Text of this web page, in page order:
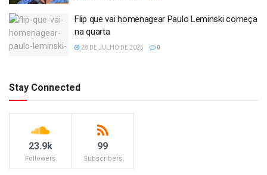
Flip que vai homenagear Paulo Leminski começa
na quarta
28 DE JULHO DE 2025 0
Stay Connected
23.9k
Followers
99
Subscribers